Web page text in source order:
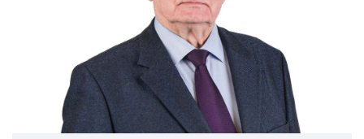
Siltuma un masas apmaiņas procesi un iekārtas, enerģijas
ražošanas un pārveides ekoloģiskie aspekti.